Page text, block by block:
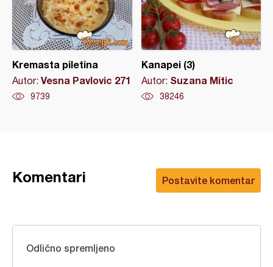
Kremasta piletina
Autor: Vesna Pavlovic 271
9739
Kanapei (3)
Autor: Suzana Mitic
38246
Postavite komentar
Komentari
Odlično spremljeno